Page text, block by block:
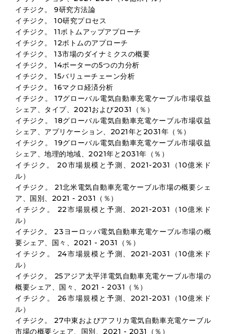
イチジク。 9研究方法論
イチジク。 10研究プロセス
イチジク。 11ボトムアップアプローチ
イチジク。 12ボトムのアプローチ
イチジク。 13市場のダイナミクスの概要
イチジク。 14ポーターの5つの力分析
イチジク。 15バリューチェーン分析
イチジク。 16マクロ経済分析
イチジク。 17グローバル電気自動車充電ケーブル市場収益
シェア、タイプ、2021および2031（％）
イチジク。 18グローバル電気自動車充電ケーブル市場収益
シェア、アプリケーション、2021年と2031年（％）
イチジク。 19グローバル電気自動車充電ケーブル市場収益
シェア、地理的地域、2021年と2031年（％）
イチジク。 20市場規模と予測、2021-2031（10億米ド
ル）
イチジク。 21北米電気自動車充電ケーブル市場の概要シェ
ア、国別、2021 - 2031（％）
イチジク。 22市場規模と予測、2021-2031（10億米ド
ル）
イチジク。 23ヨーロッパ電気自動車充電ケーブル市場の概
要シェア、国々、2021 - 2031（％）
イチジク。 24市場規模と予測、2021-2031（10億米ド
ル）
イチジク。 25アジア太平洋電気自動車充電ケーブル市場の
概要シェア、国々、2021 - 2031（％）
イチジク。 26市場規模と予測、2021-2031（10億米ド
ル）
イチジク。 27中東およびアフリカ電気自動車充電ケーブル
市場の概要シェア、国別、2021 - 2031（％）